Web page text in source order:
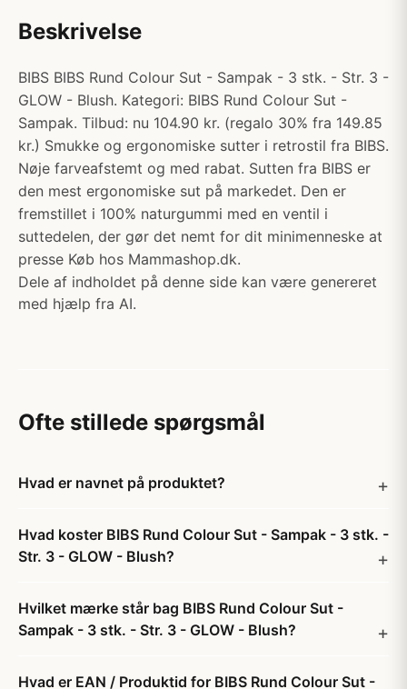
Beskrivelse
BIBS BIBS Rund Colour Sut - Sampak - 3 stk. - Str. 3 -
GLOW - Blush. Kategori: BIBS Rund Colour Sut -
Sampak. Tilbud: nu 104.90 kr. (regalo 30% fra 149.85
kr.) Smukke og ergonomiske sutter i retrostil fra BIBS.
Nøje farveafstemt og med rabat. Sutten fra BIBS er
den mest ergonomiske sut på markedet. Den er
fremstillet i 100% naturgummi med en ventil i
suttedelen, der gør det nemt for dit minimenneske at
presse Køb hos Mammashop.dk.
Dele af indholdet på denne side kan være genereret
med hjælp fra AI.
Ofte stillede spørgsmål
Hvad er navnet på produktet?
Hvad koster BIBS Rund Colour Sut - Sampak - 3 stk. -
Str. 3 - GLOW - Blush?
Hvilket mærke står bag BIBS Rund Colour Sut -
Sampak - 3 stk. - Str. 3 - GLOW - Blush?
Hvad er EAN / Produktid for BIBS Rund Colour Sut -